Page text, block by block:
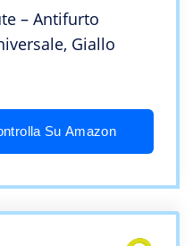
– Antifurto
Giallo
Su Amazon